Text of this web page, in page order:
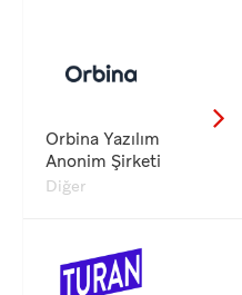
Orbina Yazılım
Anonim Şirketi
Diğer